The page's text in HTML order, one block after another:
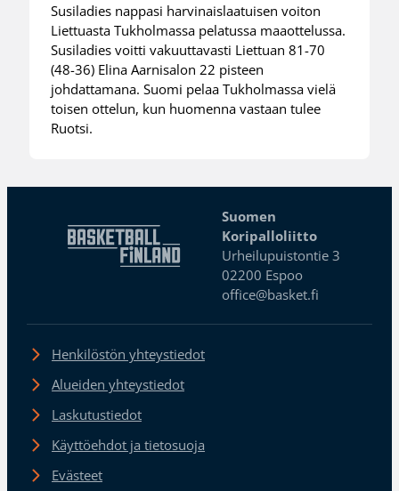
Susiladies nappasi harvinaislaatuisen voiton
Liettuasta Tukholmassa pelatussa maaottelussa.
Susiladies voitti vakuuttavasti Liettuan 81-70
(48-36) Elina Aarnisalon 22 pisteen
johdattamana. Suomi pelaa Tukholmassa vielä
toisen ottelun, kun huomenna vastaan tulee
Ruotsi.
Suomen
Koripalloliitto
Urheilupuistontie 3
02200 Espoo
office@basket.fi
Henkilöstön yhteystiedot
Alueiden yhteystiedot
Laskutustiedot
Käyttöehdot ja tietosuoja
Evästeet